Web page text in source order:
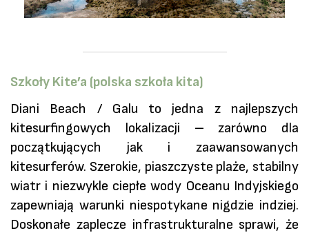
Szkoły Kite’a (polska szkoła kita)
Diani Beach / Galu to jedna z najlepszych
kitesurfingowych lokalizacji – zarówno dla
początkujących jak i zaawansowanych
kitesurferów. Szerokie, piaszczyste plaże, stabilny
wiatr i niezwykle ciepłe wody Oceanu Indyjskiego
zapewniają warunki niespotykane nigdzie indziej.
Doskonałe zaplecze infrastrukturalne sprawi, że